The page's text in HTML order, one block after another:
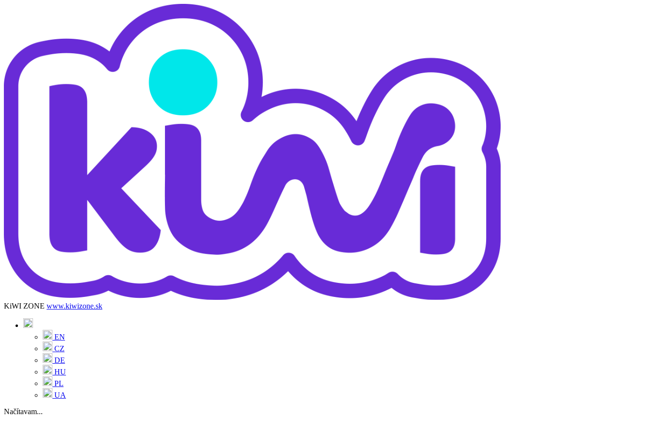
KiWI ZONE www.kiwizone.sk
EN
CZ
DE
HU
PL
UA
Načítavam...